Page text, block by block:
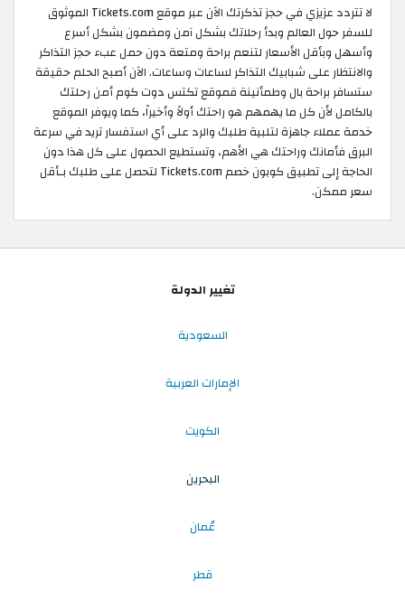
لا تتردد عزيزي في حجز تذكرتك الآن عبر موقع Tickets.com الموثوق
للسفر حول العالم وبدأ رحلاتك بشكل آمن ومضمون بشكل أسرع
وأسهل وبأقل الأسعار لتنعم براحة ومتعة دون حمل عبء حجز التذاكر
والانتظار على شبابيك التذاكر لساعات وساعات. الآن أصبح الحلم حقيقة
ستسافر براحة بال وطمأنينة فموقع تكتس دوت كوم أمن رحلتك
بالكامل لأن كل ما يهمهم هو راحتك أولاً وأخيراً، كما ويوفر الموقع
خدمة عملاء جاهزة لتلبية طلبك والرد على أي استفسار تريد في سرعة
البرق فأمانك وراحتك هي الأهم، وتستطيع الحصول على كل هذا دون
الحاجة إلى تطبيق كوبون خصم Tickets.com لتحصل على طلبك بـأقل
سعر ممكن.
تغيير الدولة
السعودية
الإمارات العربية
الكويت
البحرين
عُمان
قطر